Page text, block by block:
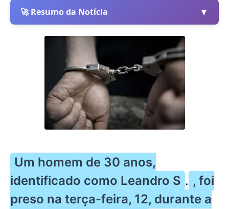
🚀 Resumo da Notícia ▼
Um homem de 30 anos,
identificado como Leandro S . , foi
preso na terça-feira, 12, durante a